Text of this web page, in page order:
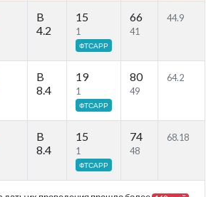
B
4.2
15
1
ФТСАРР
66
41
44.9
B
8.4
19
1
ФТСАРР
80
49
64.2
B
8.4
15
1
ФТСАРР
74
48
68.18